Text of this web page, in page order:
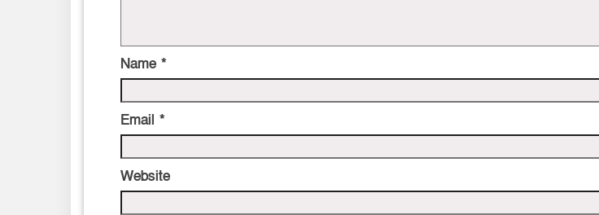
Name *
Email *
Website